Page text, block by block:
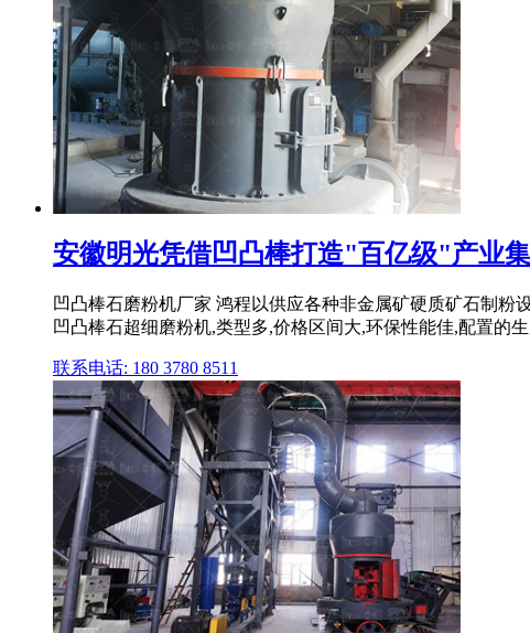
安徽明光凭借凹凸棒打造"百亿级"产业
凹凸棒石磨粉机厂家 鸿程以供应各种非金属矿硬质矿石制粉
凹凸棒石超细磨粉机,类型多,价格区间大,环保性能佳,配置的
联系电话: 180 3780 8511